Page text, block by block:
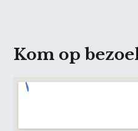
Kom op